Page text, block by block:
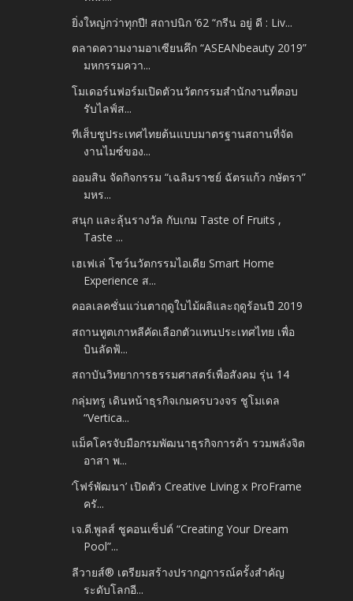
ยิ่งใหญ่กว่าทุกปี! สถาปนิก ’62 “กรีน อยู่ ดี : Liv...
ตลาดความงามอาเซียนคึก “ASEANbeauty 2019”
มหกรรมควา...
โมเดอร์นฟอร์มเปิดตัวนวัตกรรมสำนักงานที่ตอบ
รับไลฟ์ส...
ทีเส็บชูประเทศไทยต้นแบบมาตรฐานสถานที่จัด
งานไมซ์ของ...
ออมสิน จัดกิจกรรม “เฉลิมราชย์ ฉัตรแก้ว กษัตรา”
มหร...
สนุก และลุ้นรางวัล กับเกม Taste of Fruits ,
Taste ...
เฮเฟเล่ โชว์นวัตกรรมไอเดีย Smart Home
Experience ส...
คอลเลคชั่นแว่นตาฤดูใบไม้ผลิและฤดูร้อนปี 2019
สถานทูตเกาหลีคัดเลือกตัวแทนประเทศไทย เพื่อ
บินลัดฟ้...
สถาบันวิทยาการธรรมศาสตร์เพื่อสังคม รุ่น 14
กลุ่มทรู เดินหน้าธุรกิจเกมครบวงจร ชูโมเดล
“Vertica...
แม็คโครจับมือกรมพัฒนาธุรกิจการค้า รวมพลังจิต
อาสา พ...
‘โฟร์พัฒนา’ เปิดตัว Creative Living x ProFrame
ครั...
เจ.ดี.พูลส์ ชูคอนเซ็ปต์ “Creating Your Dream
Pool”...
ลีวายส์® เตรียมสร้างปรากฏการณ์ครั้งสำคัญ
ระดับโลกอี...